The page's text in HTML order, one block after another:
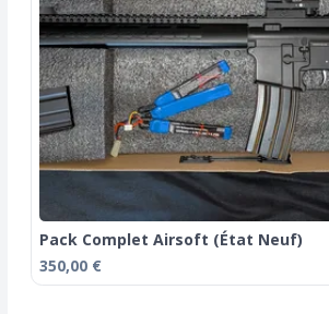
Pack Complet Airsoft (État Neuf)
350,00 €